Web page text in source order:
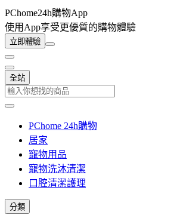
PChome24h購物App
使用App享受更優質的購物體驗
立即體驗
全站
PChome 24h購物
居家
寵物用品
寵物洗沐清潔
口腔清潔護理
分類